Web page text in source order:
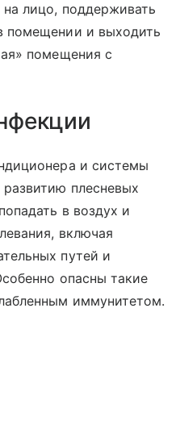
на лицо, поддерживать
помещении и выходить
помещения с
и системы
развитию плесневых
в воздух и
включая
путей и
опасны такие
иммунитетом.